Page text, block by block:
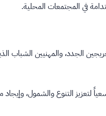
في المجتمعات المحلية.
الجدد، والمهنيين الشباب
التنوع والشمول، وإيجاد